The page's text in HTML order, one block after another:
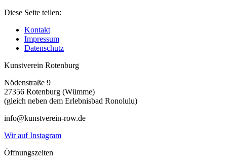
Diese Seite teilen:
Kontakt
Impressum
Datenschutz
Kunstverein Rotenburg
Nödenstraße 9
27356 Rotenburg (Wümme)
(gleich neben dem Erlebnisbad Ronolulu)
info@kunstverein-row.de
Wir auf Instagram
Öffnungszeiten